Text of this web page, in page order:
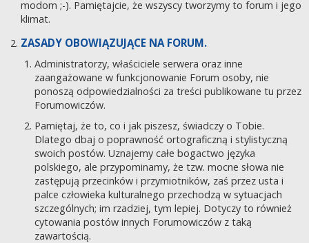
modom ;-). Pamiętajcie, że wszyscy tworzymy to forum i jego
klimat.
ZASADY OBOWIĄZUJĄCE NA FORUM.
Administratorzy, właściciele serwera oraz inne
zaangażowane w funkcjonowanie Forum osoby, nie
ponoszą odpowiedzialności za treści publikowane tu przez
Forumowiczów.
Pamiętaj, że to, co i jak piszesz, świadczy o Tobie.
Dlatego dbaj o poprawność ortograficzną i stylistyczną
swoich postów. Uznajemy całe bogactwo języka
polskiego, ale przypominamy, że tzw. mocne słowa nie
zastępują przecinków i przymiotników, zaś przez usta i
palce człowieka kulturalnego przechodzą w sytuacjach
szczególnych; im rzadziej, tym lepiej. Dotyczy to również
cytowania postów innych Forumowiczów z taką
zawartością.